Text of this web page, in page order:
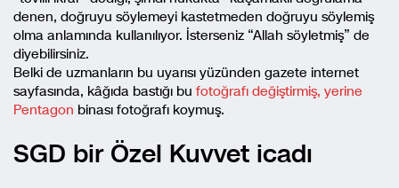
denen, doğruyu söylemeyi kastetmeden doğruyu söylemiş
olma anlamında kullanılıyor. İsterseniz “Allah söyletmiş” de
diyebilirsiniz.
Belki de uzmanların bu uyarısı yüzünden gazete internet
sayfasında, kâğıda bastığı bu fotoğrafı değiştirmiş, yerine
Pentagon binası fotoğrafı koymuş.
SGD bir Özel Kuvvet icadı